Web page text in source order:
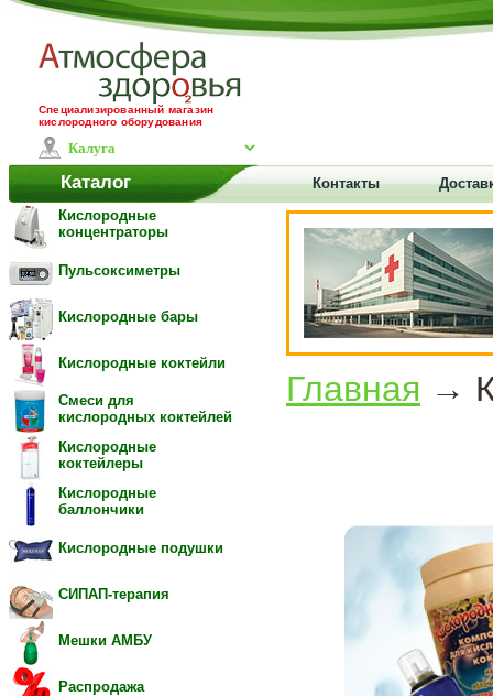
Специализированный магазин
кислородного оборудования
Каталог Контакты
Кислородные
концентраторы
Пульсоксиметры
Кислородные бары
Кислородные коктейли
Смеси для
кислородных коктейлей
Кислородные
коктейлеры
Кислородные
баллончики
Кислородные подушки
СИПАП-терапия
Мешки АМБУ
Распродажа
Главная →